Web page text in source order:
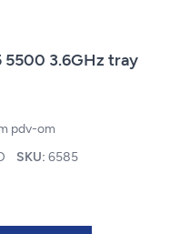
5500 3.6GHz tray
pdv-om
SKU: 6585